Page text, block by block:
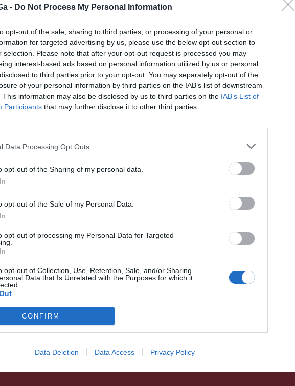
- Do Not Process My Personal Information
opt-out of the sale, sharing to third parties, or processing of your personal or
for targeted advertising by us, please use the below opt-out section to
selection. Please note that after your opt-out request is processed you may
interest-based ads based on personal information utilized by us or personal
to third parties prior to your opt-out. You may separately opt-out of the
of your personal information by third parties on the IAB’s list of downstream
This information may also be disclosed by us to third parties on the IAB’s List of
Participants that may further disclose it to other third parties.
Data Processing Opt Outs
opt-out of the Sharing of my personal data.
opt-out of the Sale of my Personal Data.
opt-out of processing my Personal Data for Targeted
opt-out of Collection, Use, Retention, Sale, and/or Sharing
Data that Is Unrelated with the Purposes for which it
CONFIRM
Data Deletion Data Access Privacy Policy
Kelemen Hunor.
KÖVETKEZŐ BEJEGYZÉS
102 új eset Háromszékről